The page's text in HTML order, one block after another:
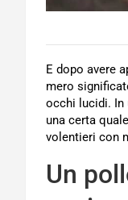
E dopo avere
mero
occhi lucidi. In
una certa
volentieri con
Un